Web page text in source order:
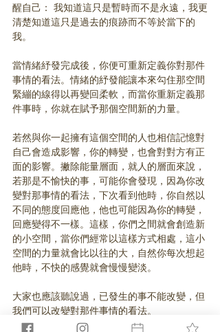
醒自己： 我知道這只是暫時而不是永遠，我更
清楚知道這只是過去的痕跡而不等於當下的
我。
當情緒紓發完成後，你便可重新定義你對那件
事情的看法。情緒的紓發能讓本來勾住那空間
緊繃的線得以再變回柔軟，而當你重新定義那
件事時，你就在賦予那個空間新的力量。
若然與你一起擁有這個空間的人也相信記憶對
自己會造成影響，你的轉變，也會對對方有正
面的影響。撇除能量層面，就人的層面來說，
若那是不愉快的事，可能你會發現，因為你改
變對那事情的看法，下次看到他時，你自然以
不同的態度回應他，他也可能因為你的轉變，
回應變得不一樣。這樣，你們之間就會創造新
的小空間，當你們經常以這樣方式相處，這小
空間的力量就會比以往的大，自然你每次想起
他時，不快的感覺就會慢慢變淡。
大家也應該聽說過，已發生的事不能改變，但
我們可以改變對那件事情的看法。